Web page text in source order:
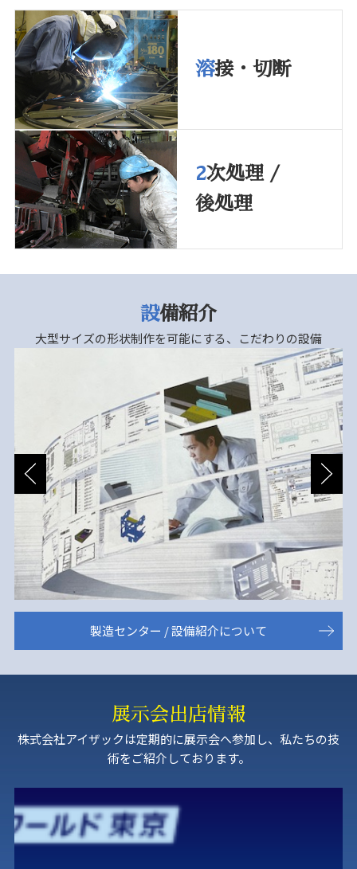
溶接・切断
2次処理 /
後処理
設備紹介
大型サイズの形状制作を可能にする、こだわりの設備
製造センター / 設備紹介について
展示会出店情報
株式会社アイザックは定期的に展示会へ参加し、私たちの技
術をご紹介しております。